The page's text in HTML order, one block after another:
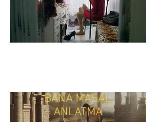
BANA MASAL
ANLATMA